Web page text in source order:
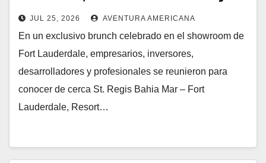
en Fort Lauderdale
JUL 25, 2026 AVENTURA AMERICANA
En un exclusivo brunch celebrado en el showroom de
Fort Lauderdale, empresarios, inversores,
desarrolladores y profesionales se reunieron para
conocer de cerca St. Regis Bahia Mar – Fort
Lauderdale, Resort…